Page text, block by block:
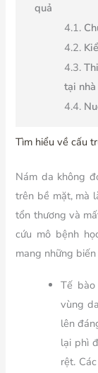
quả
tại nhà
Tìm hiểu về cấu
Nám da không
trên bề mặt, mà
tổn thương và
cứu mô bệnh
mang những
Tế
vùng
lên
lại phì
rệt.